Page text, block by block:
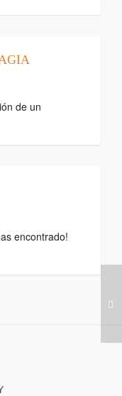
de un
encontrado!